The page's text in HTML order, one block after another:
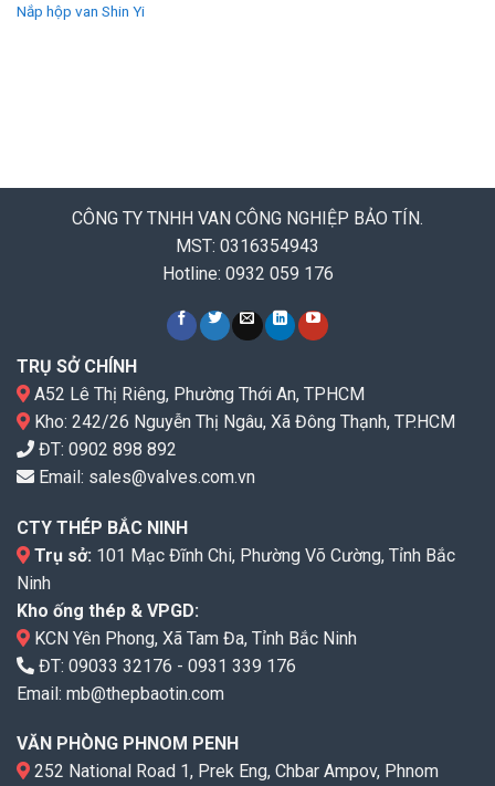
Nắp hộp van Shin Yi
CÔNG TY TNHH VAN CÔNG NGHIỆP BẢO TÍN.
MST: 0316354943
Hotline: 0932 059 176
TRỤ SỞ CHÍNH
A52 Lê Thị Riêng, Phường Thới An, TPHCM
Kho: 242/26 Nguyễn Thị Ngâu, Xã Đông Thạnh, TP.HCM
ĐT: 0902 898 892
Email: sales@valves.com.vn
CTY THÉP BẮC NINH
Trụ sở: 101 Mạc Đĩnh Chi, Phường Võ Cường, Tỉnh Bắc
Ninh
Kho ống thép & VPGD:
KCN Yên Phong, Xã Tam Đa, Tỉnh Bắc Ninh
ĐT: 09033 32176 - 0931 339 176
Email: mb@thepbaotin.com
VĂN PHÒNG PHNOM PENH
252 National Road 1, Prek Eng, Chbar Ampov, Phnom